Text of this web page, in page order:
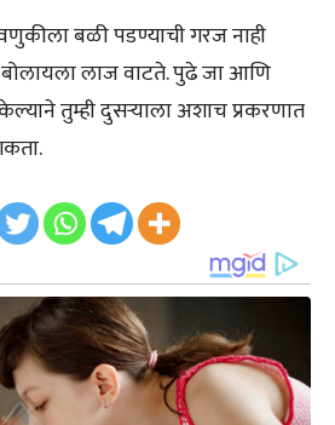
बळी पडण्याची गरज नाही
बोलायला लाज वाटते. पुढे जा आणि
तुम्ही दुसऱ्याला अशाच प्रकरणात